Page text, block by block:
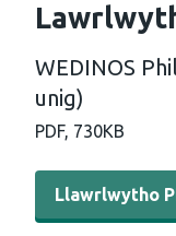
WEDINOS
unig)
PDF, 730KB
Llawrlwytho
Llawrlwytho